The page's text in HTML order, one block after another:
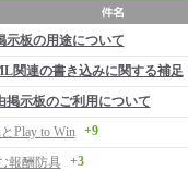
示板の用途について
関連の書き込みに関する補足
掲示板のご利用について
Play to Win
+9
報酬防具 +3